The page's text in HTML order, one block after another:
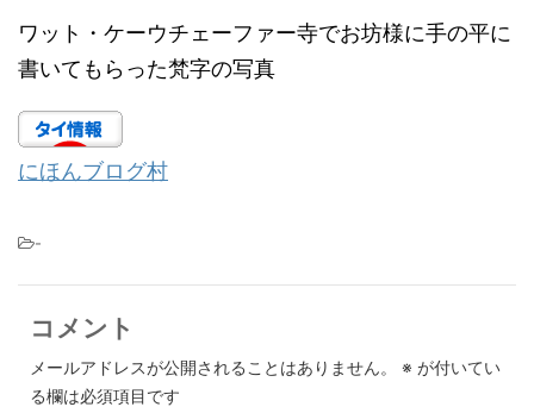
ワット・ケーウチェーファー寺でお坊様に手の平に
書いてもらった梵字の写真
にほんブログ村
-
コメント
メールアドレスが公開されることはありません。 ※ が付いてい
る欄は必須項目です